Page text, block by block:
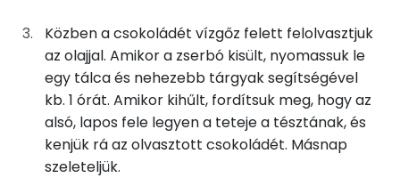
Töltelék
25gdió
164 kcal
25gcukor
97 kcal
42gsárgabaracklekvár
E vitamin:
C vitamin:
Niacin - B3 vitamin:
A vitamin (RAE):
Közben a csokoládét vízgőz felett felolvasztjuk
az olajjal. Amikor a zserbó kisült, nyomassuk le
egy tálca és nehezebb tárgyak segítségével
kb. 1 órát. Amikor kihűlt, fordítsuk meg, hogy az
alsó, lapos fele legyen a teteje a tésztának, és
kenjük rá az olvasztott csokoládét. Másnap
szeleteljük.